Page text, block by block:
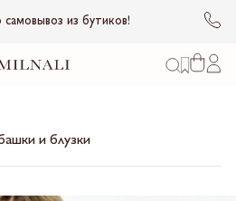
самовывоз из бутиков!
и блузки